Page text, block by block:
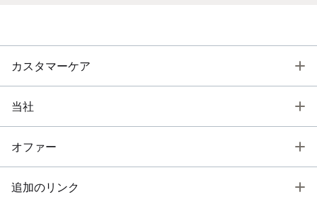
カスタマーケア
当社
オファー
追加のリンク